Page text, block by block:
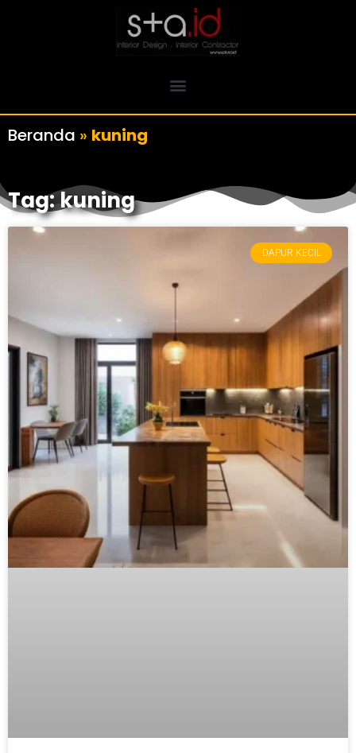
Beranda » kuning
Tag: kuning
DAPUR KECIL